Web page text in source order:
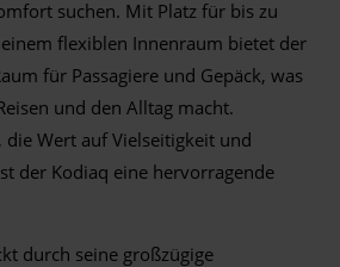
suchen. Mit Platz für bis zu
flexiblen Innenraum bietet der
für Passagiere und Gepäck, was
und den Alltag macht.
die Wert auf Vielseitigkeit und
der Kodiaq eine hervorragende
durch seine großzügige